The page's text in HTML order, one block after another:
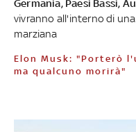
Germania, Paesi Bassi,
vivranno all'interno di
marziana
Elon Musk: "Porterò l'uomo su Marte con SpaceX,
ma qualcuno morirà"